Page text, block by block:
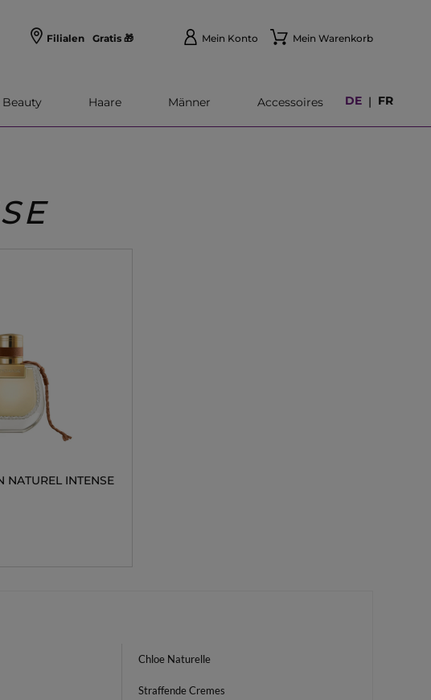
Filialen Gratis 🎁 Mein Konto Mein Warenkorb
DE | FR
Beauty Haare Männer Accessoires
NATUREL INTENSE
Chloe Naturelle
Straffende Cremes